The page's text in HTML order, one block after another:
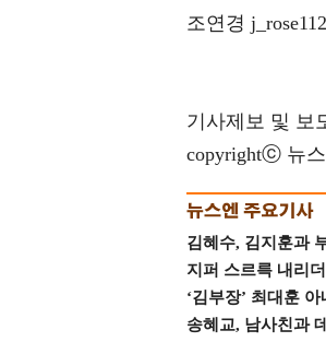
조연경
기사제보 및 보
copyrightⓒ 뉴
김혜수, 김지훈과
지퍼 스르륵 내리
‘김부장’ 최대훈
송혜교, 남사친과